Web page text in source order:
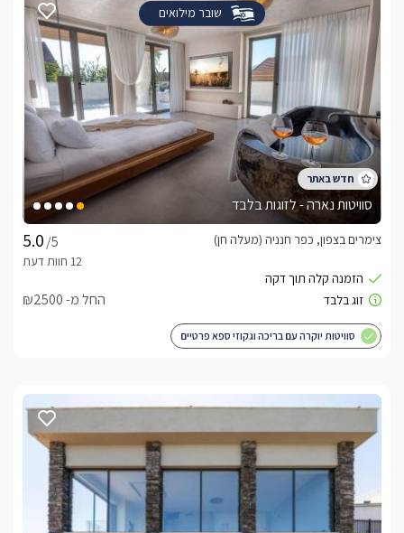
שובר מילואים
סוויטות נארה - לזוגות בלבד
/5
צימרים בצפון, כפר חנניה (מעלה חן)
החל מ- ₪2500
סוויטות יוקרה עם בריכה וגקוזי ספא פרטיים